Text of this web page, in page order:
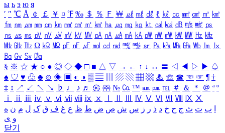
ы ь э ю я
′ ″ ℃ Å ￠ ￡ ￥ ¤ ℉ ‰ ＄ ％ Ｆ ￦ ㎕ ㎖ ㎗ ℓ ㎘ ㏄ ㎣ ㎤ ㎥ ㎦
㎙ ㎚ ㎛ ㎜ ㎝ ㎞ ㎟ ㎠ ㎡ ㎢ ㏊ ㎍ ㎎ ㎏ ㏏ ㎈ ㎉ ㏈ ㎧ ㎨ ㎰
㎱ ㎲ ㎳ ㎴ ㎵ ㎶ ㎷ ㎸ ㎹ ㎀ ㎁ ㎂ ㎃ ㎄ ㎺ ㎻ ㎽ ㎾ ㎿ ㎐ ㎑
㎒ ㎓ ㎔ Ω ㏀ ㏁ ㎊ ㎋ ㎌ ㏖ ㏅ ㎭ ㎮ ㎯ ㏛ ㎩ ㎪ ㎫ ㎬ ㏝ ㏐
㏓
㏃ ㏉ ㏜ ㏆
§ ※ ☆ ★ ○ ● ◎ ◇ ◆ □ ■ △ ▽ → ← ↑ ↓ ↔ 〓 ◁ ◀ ▷ ▶ ♤
♠ ♡ ♥ ♧ ♣ ⊙ ◈ ▣ ◐ ◑ ▒ ▤ ▨ ▧ ▦ ▩ ♨ ☏ ☎ ☜ ☞ ¶ †
‡ ↕ ↗ ↙ ↖ ↘ ♭ ♩ ♪ ♬ ㉿ ㈜ № ㏇ ™ ㏂ ㏘ ℡ ＃ ＆ ＊ ＠ ª º
ⅰ
ⅱ ⅲ ⅳ ⅴ ⅵ ⅶ ⅷ ⅸ ⅹ Ⅳ Ⅴ Ⅵ Ⅶ Ⅷ Ⅸ Ⅹ
ب ت ث ج ح خ د ذ ر ز س ش ص ض ط ظ ع غ ف ق ک ل م ن ه
و ی
닫기